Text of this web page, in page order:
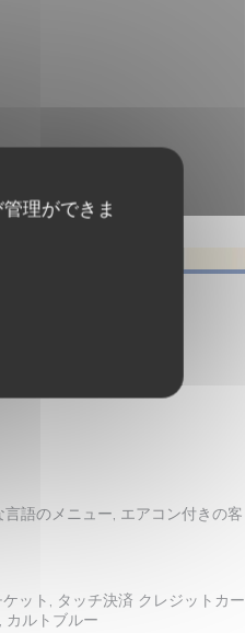
理ができま
語のメニュー, エアコン付きの客
ット, タッチ決済 クレジットカー
カルトブルー